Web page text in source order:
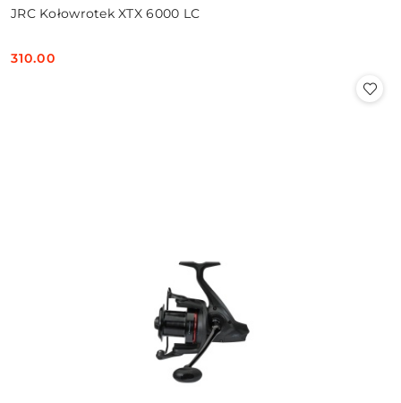
JRC Kołowrotek XTX 6000 LC
Cena:
310.00